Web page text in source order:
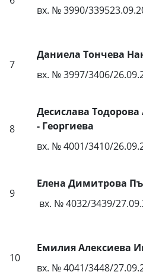
вх. № 3990/
7
Даниела Тончева
вх. № 3997/3406/
8
Десислава Тодорова
- Георгиева
вх. № 4001/3410/
9
Елена Димитрова
вх. № 4032/3439/
10
Емилия Алексиева
вх. № 4041/3448/